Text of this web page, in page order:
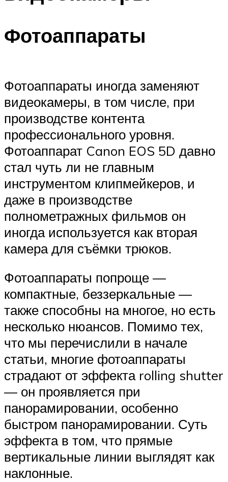
Фотоаппараты
Фотоаппараты иногда заменяют
видеокамеры, в том числе, при
производстве контента
профессионального уровня.
Фотоаппарат Canon EOS 5D давно
стал чуть ли не главным
инструментом клипмейкеров, и
даже в производстве
полнометражных фильмов он
иногда используется как вторая
камера для съёмки трюков.
Фотоаппараты попроще —
компактные, беззеркальные —
также способны на многое, но есть
несколько нюансов. Помимо тех,
что мы перечислили в начале
статьи, многие фотоаппараты
страдают от эффекта rolling shutter
— он проявляется при
панорамировании, особенно
быстром панорамировании. Суть
эффекта в том, что прямые
вертикальные линии выглядят как
наклонные.